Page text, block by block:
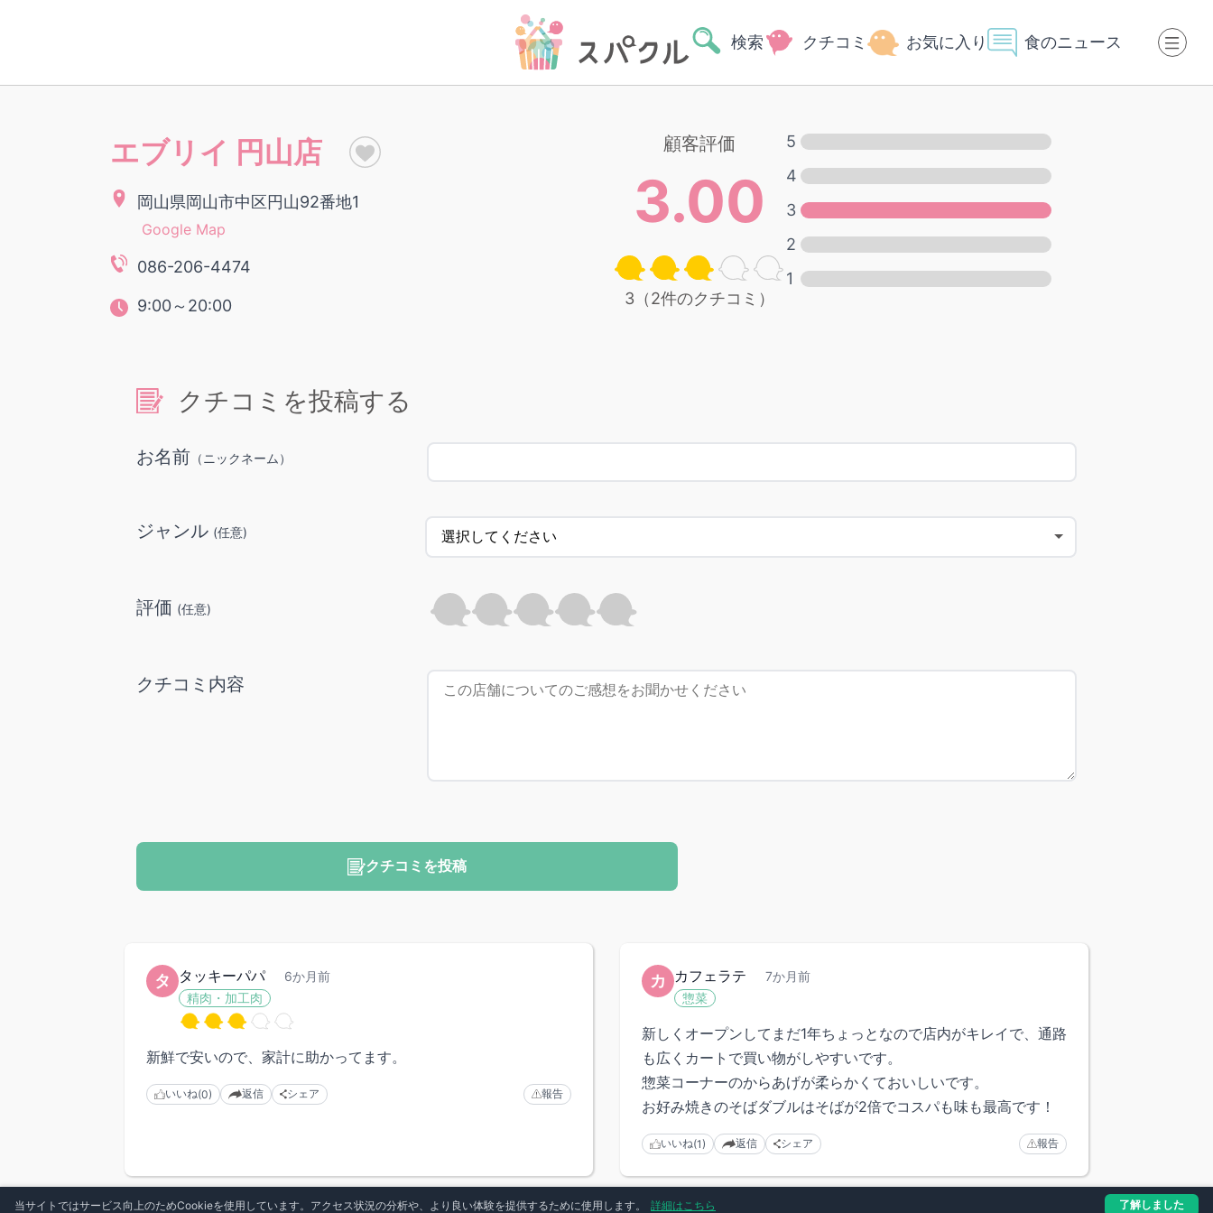
検索 クチコミ お気に入り 食のニュース
エブリイ 円山店
岡山県岡山市中区円山92番地1
Google Map
086-206-4474
9:00～20:00
顧客評価
3.00
3（2件のクチコミ）
5
4
3
2
1
クチコミを投稿する
お名前 （ニックネーム）
ジャンル (任意)
評価 (任意)
クチコミ内容
クチコミを投稿
タ タッキーパパ
6か月前
精肉・加工肉
新鮮で安いので、家計に助かってます。
いいね(0) 返信 シェア 報告
カ カフェラテ
7か月前
惣菜
新しくオープンしてまだ1年ちょっとなので店内がキレイで、通路
も広くカートで買い物がしやすいです。
惣菜コーナーのからあげが柔らかくておいしいです。
お好み焼きのそばダブルはそばが2倍でコスパも味も最高です！
いいね(1) 返信 シェア 報告
当サイトではサービス向上のためCookieを使用しています。アクセス状況の分析や、より良い体験を提供するために使用します。 詳細はこちら 了解しました